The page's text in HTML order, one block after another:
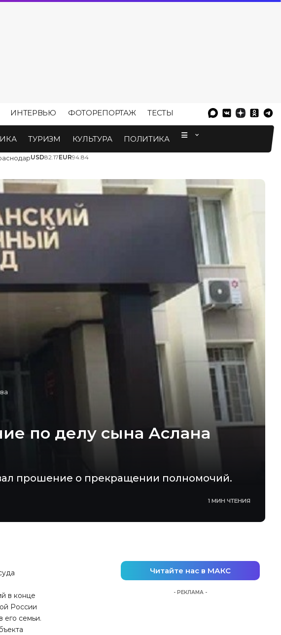
ИНТЕРВЬЮ ФОТОРЕПОРТАЖ ТЕСТЫ
ТУРИЗМ КУЛЬТУРА ПОЛИТИКА
USD82.17EUR94.84
по делу сына Аслана
прошение о прекращении полномочий.
1 МИН ЧТЕНИЯ
в конце
России
его семьи.
Читайте нас в МАКС
- РЕКЛАМА -